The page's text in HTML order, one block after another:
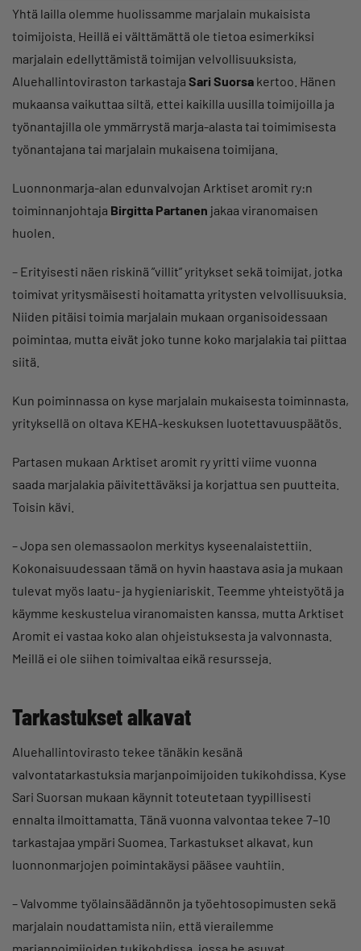
Yhtä lailla olemme huolissamme marjalain mukaisista
toimijoista. Heillä ei välttämättä ole tietoa esimerkiksi
marjalain edellyttämistä toimijan velvollisuuksista,
Aluehallintoviraston tarkastaja Sari Suorsa kertoo. Hänen
mukaansa vaikuttaa siltä, ettei kaikilla uusilla toimijoilla ja
työnantajilla ole ymmärrystä marja-alasta tai toimimisesta
työnantajana tai marjalain mukaisena toimijana.
Luonnonmarja-alan edunvalvojan Arktiset aromit ry:n
toiminnanjohtaja Birgitta Partanen jakaa viranomaisen
huolen.
– Erityisesti näen riskinä ”villit” yritykset sekä toimijat, jotka
toimivat yritysmäisesti hoitamatta yritysten velvollisuuksia.
Niiden pitäisi toimia marjalain mukaan organisoidessaan
poimintaa, mutta eivät joko tunne koko marjalakia tai piittaa
siitä.
Kun poiminnassa on kyse marjalain mukaisesta toiminnasta,
yrityksellä on oltava KEHA-keskuksen luotettavuuspäätös.
Partasen mukaan Arktiset aromit ry yritti viime vuonna
saada marjalakia päivitettäväksi ja korjattua sen puutteita.
Toisin kävi.
– Jopa sen olemassaolon merkitys kyseenalaistettiin.
Kokonaisuudessaan tämä on hyvin haastava asia ja mukaan
tulevat myös laatu- ja hygieniariskit. Teemme yhteistyötä ja
käymme keskustelua viranomaisten kanssa, mutta Arktiset
Aromit ei vastaa koko alan ohjeistuksesta ja valvonnasta.
Meillä ei ole siihen toimivaltaa eikä resursseja.
Tarkastukset alkavat
Aluehallintovirasto tekee tänäkin kesänä
valvontatarkastuksia marjanpoimijoiden tukikohdissa. Kyse
Sari Suorsan mukaan käynnit toteutetaan tyypillisesti
ennalta ilmoittamatta. Tänä vuonna valvontaa tekee 7–10
tarkastajaa ympäri Suomea. Tarkastukset alkavat, kun
luonnonmarjojen poimintakäysi pääsee vauhtiin.
– Valvomme työlainsäädännön ja työehtosopimusten sekä
marjalain noudattamista niin, että vierailemme